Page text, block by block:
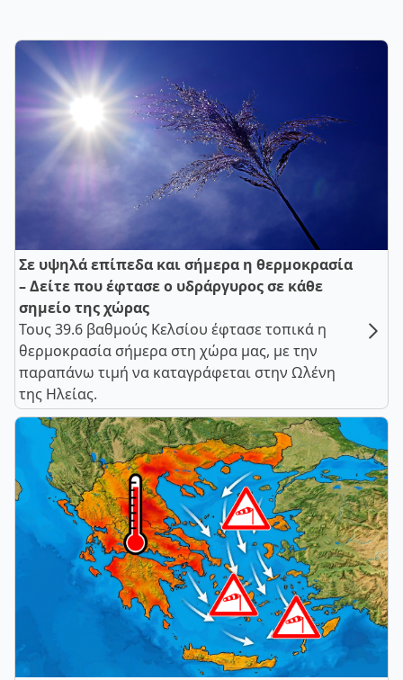
Σε υψηλά επίπεδα και σήμερα η θερμοκρασία
– Δείτε που έφτασε ο υδράργυρος σε κάθε
σημείο της χώρας
Τους 39.6 βαθμούς Κελσίου έφτασε τοπικά η
θερμοκρασία σήμερα στη χώρα μας, με την
παραπάνω τιμή να καταγράφεται στην Ωλένη
της Ηλείας.